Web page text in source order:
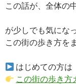
この話が、全体の
が少しでも気にな
この街の歩き方を
はじめての方は
この街の歩き方